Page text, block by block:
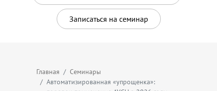
Записаться на семинар
Главная
Семинары
Автоматизированная «упрощенка»: